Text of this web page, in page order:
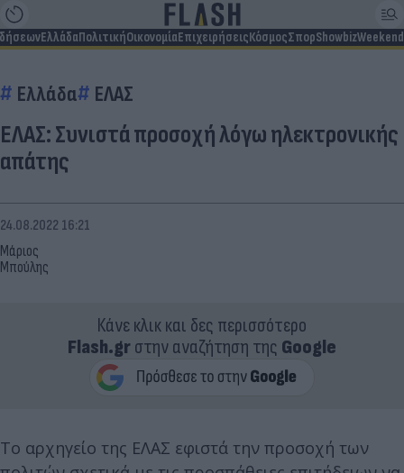
ΕλλάδαΠολιτικήΟικονομίαΕπιχειρήσειςΚόσμοςΣπορShowbizWeekend
Ελλάδα ΕΛΑΣ
ΕΛΑΣ: Συνιστά προσοχή λόγω ηλεκτρονικής
απάτης
Μάριος
Μπούλης
24.08.2022 16:21
Κάνε κλικ και δες περισσότερο
Flash.grστην αναζήτηση της Google
Το αρχηγείο της ΕΛΑΣ εφιστά την προσοχή των